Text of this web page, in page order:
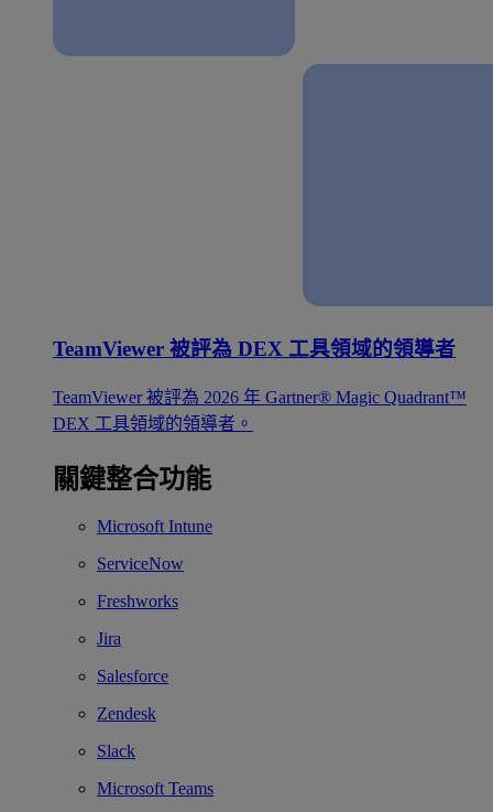
TeamViewer 被評為 DEX 工具領域的領導者
TeamViewer 被評為 2026 年 Gartner® Magic Quadrant™
DEX 工具領域的領導者。
關鍵整合功能
Microsoft Intune
ServiceNow
Freshworks
Jira
Salesforce
Zendesk
Slack
Microsoft Teams